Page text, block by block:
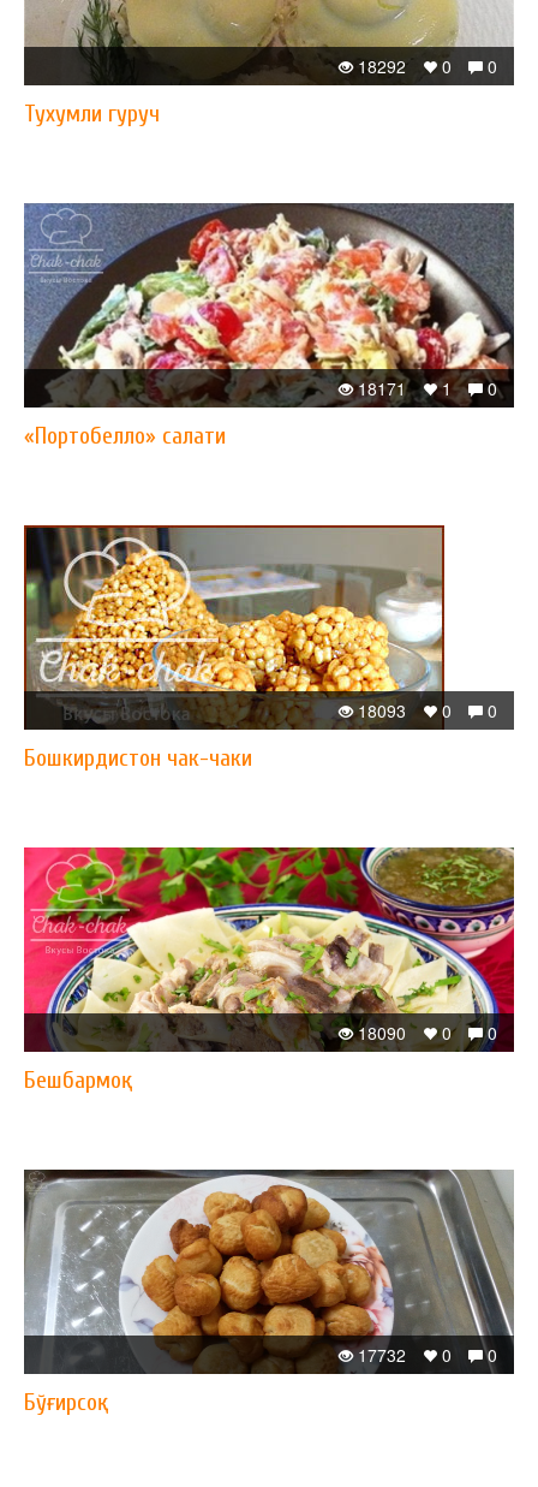
0
0
18292
Тухумли гуруч
0
1
18171
«Портобелло» салати
0
0
18093
Бошкирдистон чак-чаки
0
0
18090
Бешбармоқ
0
0
17732
Бўғирсоқ